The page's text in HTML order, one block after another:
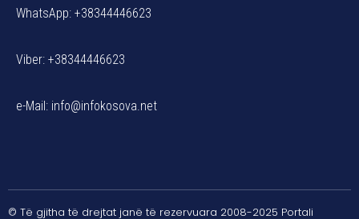
WhatsApp: +38344446623
Viber: +38344446623
e-Mail: info@infokosova.net
© Të gjitha të drejtat janë të rezervuara 2008-2025 Portali